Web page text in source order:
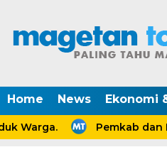
Home News Ekonomi
Warga. Pemkab dan